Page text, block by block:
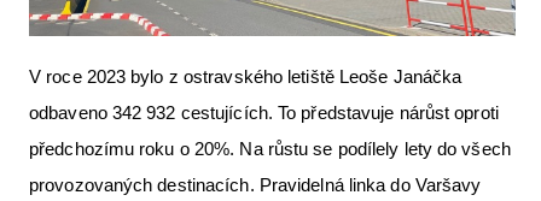
V roce 2023 bylo z ostravského letiště Leoše Janáčka
odbaveno 342 932 cestujících. To představuje nárůst oproti
předchozímu roku o 20%. Na růstu se podílely lety do všech
provozovaných destinacích. Pravidelná linka do Varšavy